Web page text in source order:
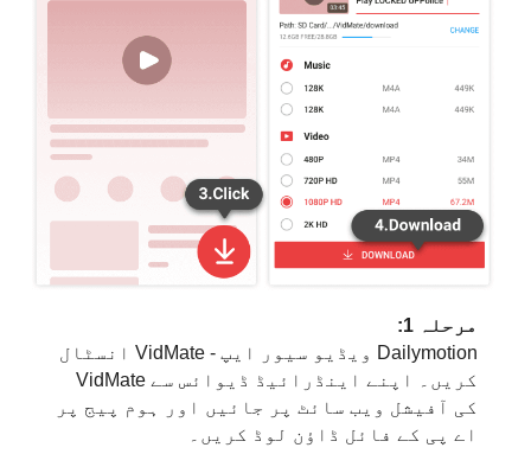
مرحلہ 1:
Dailymotion ویڈیو سیور ایپ - VidMate انسٹال
کریں۔ اپنے اینڈرائیڈ ڈیوائس سے VidMate
کی آفیشل ویب سائٹ پر جائیں اور ہوم پیج پر
اے پی کے فائل ڈاؤن لوڈ کریں۔